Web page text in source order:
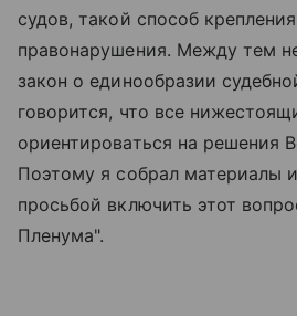
судов, такой способ
правонарушения. Между тем
закон о единообразии
говорится, что все
ориентироваться на решения
Поэтому я собрал материалы
просьбой включить этот
Пленума".